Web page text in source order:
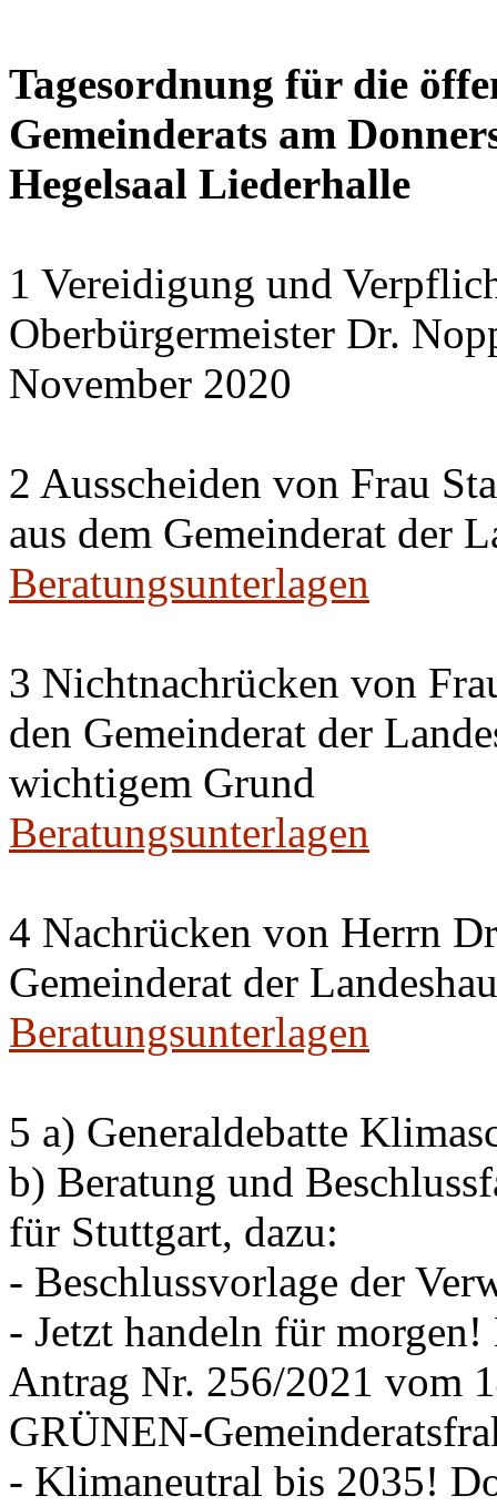
Tagesordnung für die
Gemeinderats am
Hegelsaal Liederhalle
1 Vereidigung und
Oberbürgermeister Dr.
November 2020
2 Ausscheiden von Frau
aus dem Gemeinderat der
Beratungsunterlagen
3 Nichtnachrücken von
den Gemeinderat der
wichtigem Grund
Beratungsunterlagen
4 Nachrücken von Herrn
Gemeinderat der
Beratungsunterlagen
5 a) Generaldebatte
b) Beratung und
für Stuttgart, dazu:
- Beschlussvorlage der
- Jetzt handeln für
Antrag Nr. 256/2021 vom
GRÜNEN-
- Klimaneutral bis 2035!